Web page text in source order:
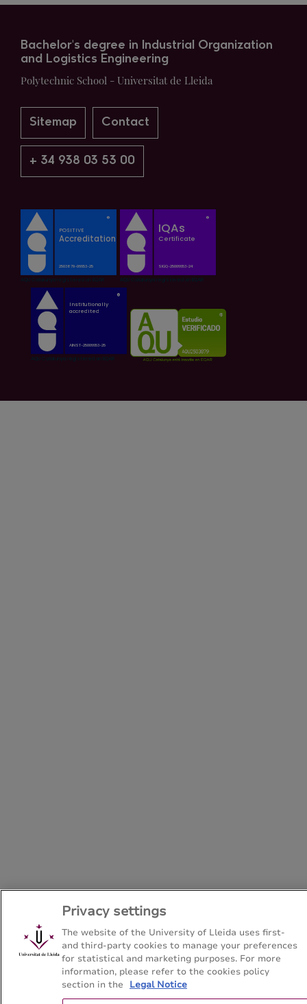
Bachelor's degree in Industrial Organization
and Logistics Engineering
Polytechnic School - Universitat de Lleida
Sitemap Contact
+ 34 938 03 53 00
Privacy settings
The website of the University of Lleida uses first-
and third-party cookies to manage your preferences
for statistical and marketing purposes. For more
information, please refer to the cookies policy
section in the
Legal Notice